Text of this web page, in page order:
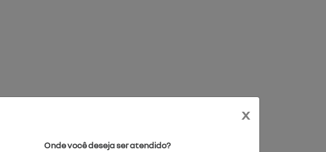
x
Onde você deseja ser atendido?